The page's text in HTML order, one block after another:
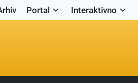
Portal Interaktivno